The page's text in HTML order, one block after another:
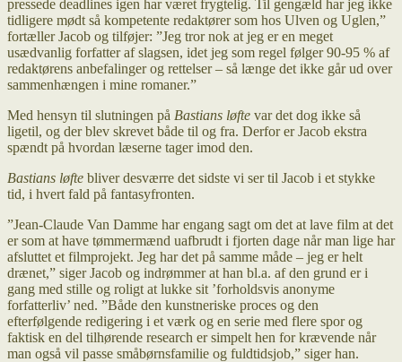
pressede deadlines igen har været frygtelig. Til gengæld har jeg ikke
tidligere mødt så kompetente redaktører som hos Ulven og Uglen,”
fortæller Jacob og tilføjer: ”Jeg tror nok at jeg er en meget
usædvanlig forfatter af slagsen, idet jeg som regel følger 90-95 % af
redaktørens anbefalinger og rettelser – så længe det ikke går ud over
sammenhængen i mine romaner.”
Med hensyn til slutningen på Bastians løfte var det dog ikke så
ligetil, og der blev skrevet både til og fra. Derfor er Jacob ekstra
spændt på hvordan læserne tager imod den.
Bastians løfte bliver desværre det sidste vi ser til Jacob i et stykke
tid, i hvert fald på fantasyfronten.
”Jean-Claude Van Damme har engang sagt om det at lave film at det
er som at have tømmermænd uafbrudt i fjorten dage når man lige har
afsluttet et filmprojekt. Jeg har det på samme måde – jeg er helt
drænet,” siger Jacob og indrømmer at han bl.a. af den grund er i
gang med stille og roligt at lukke sit ’forholdsvis anonyme
forfatterliv’ ned. ”Både den kunstneriske proces og den
efterfølgende redigering i et værk og en serie med flere spor og
faktisk en del tilhørende research er simpelt hen for krævende når
man også vil passe småbørnsfamilie og fuldtidsjob,” siger han.